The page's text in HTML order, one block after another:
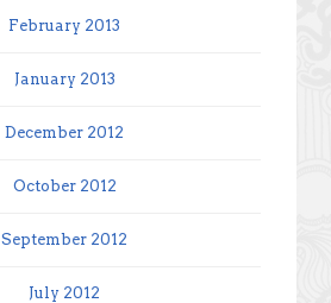
February 2013
January 2013
December 2012
October 2012
September 2012
July 2012